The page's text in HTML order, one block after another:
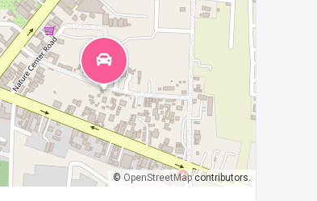
© OpenStreetMapcontributors.